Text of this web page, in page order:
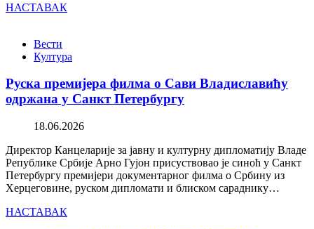
НАСТАВАК
Вести
Култура
Руска премијера филма о Сави Владиславићу
одржана у Санкт Петербургу
18.06.2026
Директор Канцеларије за јавну и културну дипломатију Владе
Републике Србије Арно Гујон присуствовао је синоћ у Санкт
Петербургу премијери документарног филма о Србину из
Херцеговине, руском дипломати и блиском сараднику…
НАСТАВАК